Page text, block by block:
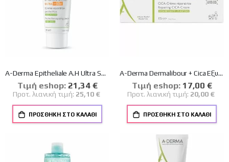
A-Derma Epitheliale A.H Ultra SPF50+ Προστατευτική Επανορθωτική Κρέμα Κατά των Σημαδιών 100ml
Tιμή eshop: Ειδική
Τιμή
21,34 €
Προτ. λιανική τιμή: 25,10 €
ΠΡΟΣΘΉΚΗ ΣΤΟ ΚΑΛΆΘΙ
A-Derma Dermalibour + Cica Εξυγιαντική Επανορθωτική Κρέμα 100ml
Tιμή eshop: Ειδική
Τιμή
17,00 €
Προτ. λιανική τιμή: 20,00 €
ΠΡΟΣΘΉΚΗ ΣΤΟ ΚΑΛΆΘΙ